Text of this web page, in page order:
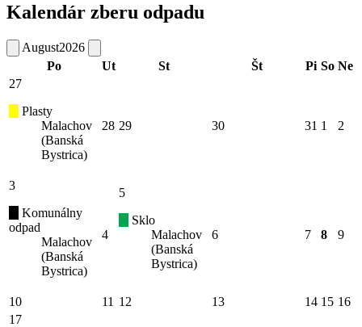
Kalendár zberu odpadu
August2026
Po
Ut St Št Pi So Ne
27
Plasty
Malachov
(Banská
Bystrica)
28 29 30 31 1 2
3
Komunálny
odpad
Malachov
(Banská
Bystrica)
4
5
Sklo
Malachov
(Banská
Bystrica)
6 7 8 9
10 11 12 13 14 15 16
17